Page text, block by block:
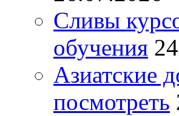
Сливы
обучения
Азиатские
посмотреть